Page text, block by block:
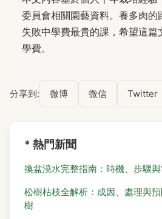
委員會相關園藝資料。養多肉的
失敗中學費最貴的課，希望這篇
學費。
分享到: 微博 微信 Twitter
* 熱門新聞
換盆澆水完整指南：時機、步驟
松樹枯枝全解析：成因、處理與
樹